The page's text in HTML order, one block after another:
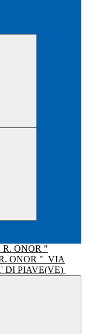
ONOR " VIA
DI PIAVE(VE)